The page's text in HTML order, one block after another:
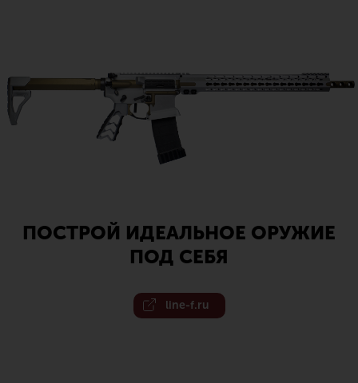
ПОСТРОЙ ИДЕАЛЬНОЕ ОРУЖИЕ
ПОД СЕБЯ
line-f.ru